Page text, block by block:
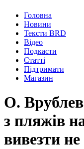
Головна
Новини
Тексти BRD
Відео
Подкасти
Статті
Підтримати
Магазин
О.
з пляжів
вивезти